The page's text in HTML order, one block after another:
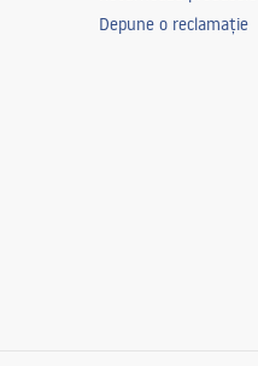
Depune o reclamație